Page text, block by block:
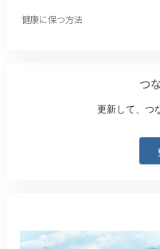
健康に保つ方法
つ
更新して、つ